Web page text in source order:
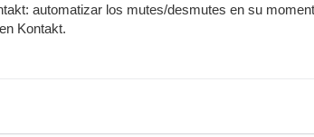
automatizar los mutes/desmutes en su
Kontakt.